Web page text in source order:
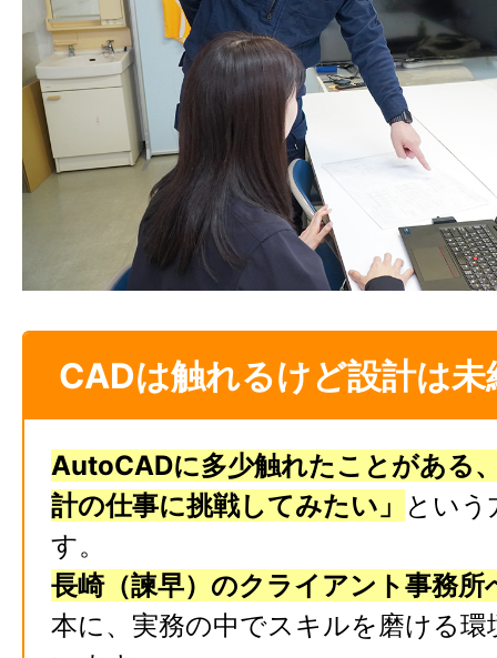
CADは触れるけど設計は未
AutoCADに多少触れたことがある
計の仕事に挑戦してみたい」 という
す。
長崎（諫早）のクライアント事務所
本に、実務の中でスキルを磨ける環